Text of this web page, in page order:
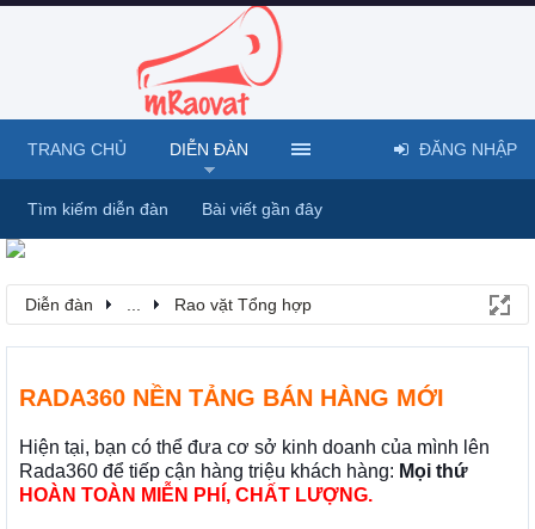
Diễn đàn Rao vặt Tổng hợp
RADA360 NỀN TẢNG BÁN HÀNG MỚI
Hiện tại, bạn có thể đưa cơ sở kinh doanh của mình lên
Rada360 để tiếp cận hàng triệu khách hàng: Mọi thứ
HOÀN TOÀN MIỄN PHÍ, CHẤT LƯỢNG.
TRANG CHỦ DIỄN ĐÀN
Tìm kiếm diễn đàn Bài viết gần đây
ĐĂNG NHẬP